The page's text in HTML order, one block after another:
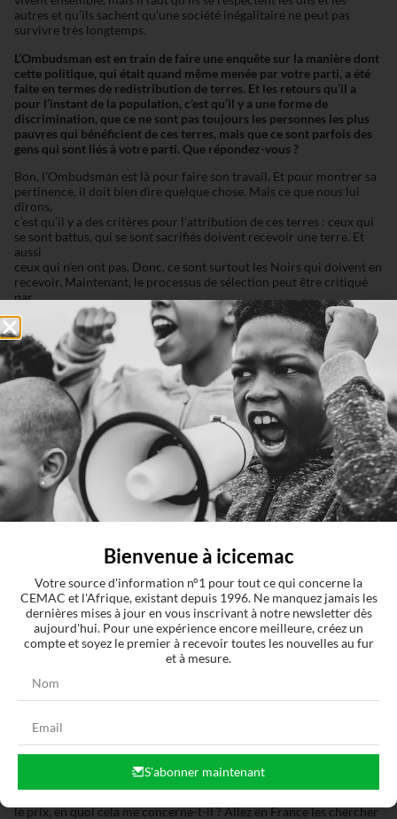
autres et qu’ils sachent qu’une société inégalitaire ne peut pas
survivre très longtemps.
L’Ombudsman est en train de faire une enquête sur la manière dont
cette politique, qui était quand même menée par votre parti, a été
faite en termes de redistribution de terres. Et les retours qu’il a
pour l’instant de la population, c’est qu’il y a une forme de
discrimination, que ce ne sont pas toujours les personnes les plus
pauvres qui bénéficient de cesterres, mais que ce sont parfois des
gens qui sont liés à votre parti. Que répondez-vous ?
Bon, l’Ombudsman est là pour faire son travail. Et pour montrer sa
pertinence, il doit bien dire quelque chose. Mais ce que nous lui
dirons,
c’est qu’il y a des critères pour l’attribution de ces terres : ceux qui
se sont battus, qui se sont sacrifiés doivent recevoir une terre. Et
aussi
ceux qui n’en ont pas. Donc, ce sont surtout les Noirs qui doivent en
recevoir. Maintenant, le processus de sélection peut être critiqué
par
n’importe qui. Nous lirons le rapport de l’Ombudsman. Et s’il a des
preuves, nous sommes une démocratie, nous acceptons les défaites.
Vous le savez, on s’achemine vers un procès Areva / UraMin en
France. Il y a eu un certain nombre de sources judiciaires qui ont
cité votre nom dans ce dossier. Quel est votre lien avec ce dossier ?
D’abord, j’ai été Premier ministre dans ce pays, puis je suis parti.
C’est
pour ça que les gens disent que j’étais à la rue. Et j’ai effectué de la
consultance. Des gens sont venus d’Afrique du Sud et m’ont parlé de
ce problème d’UraMin. Ils n’arrivaient pas à avoir le permis
d’exploitation.
Je les ai juste aidés là-dessus. Pourquoi donner un permis de
millions. C’est juste en cela que je les ai aidés. Ils ont eu leur permis,
ils m’ont payé et je l’ai déclaré. Et ça se limite à ça.
Après, quand j’étais à Washington, la question d’Areva s’est posée.
Areva a acheté les propriétés d’UraMin sur le marché boursier. Et je
n’étais même pas au pays. Comment est-ce que quelqu’un pourrait
influencer cet achat sur le marché boursier ? Pour tout dire, j’étais
même en colère quand j’ai appris que cette propriété, qu’une terre
namibienne, avait été achetée et que le gouvernement n’avait rien
touché là-dessus. Parce que justement, ça s’est passé sur les
mêmequ’UraMin avait proposé un prix trop élevé ?
Je n’ai rien à voir avec tout ça. Si une compagnie française a
le prix, en quoi cela me concerne-t-il ? Allez en France les chercher
Bienvenue à icicemac
Votre source d'information n°1 pour tout ce qui concerne la
CEMAC et l'Afrique, existant depuis 1996. Ne manquez jamais les
dernières mises à jour en vous inscrivant à notre newsletter dès
aujourd'hui. Pour une expérience encore meilleure, créez un
compte et soyez le premier à recevoir toutes les nouvelles au fur
et à mesure.
S'abonner maintenant